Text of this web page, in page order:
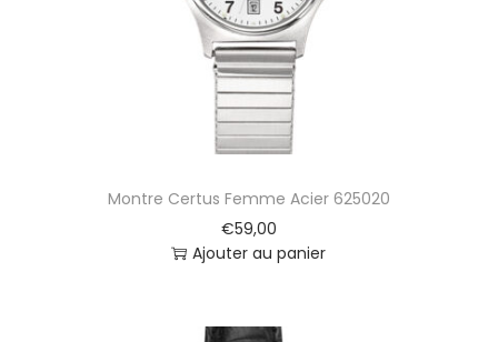
Montre Certus Femme Acier 625020
€59,00
Ajouter au panier